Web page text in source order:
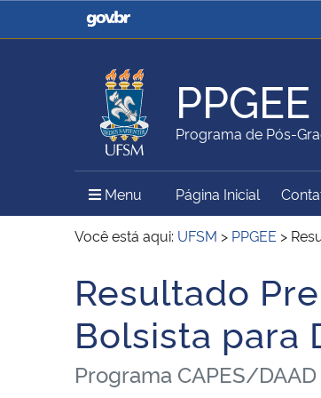
Casa Civil
Ministério
Ministério da Agricultura,
Pecuária e Abastecimento
Ministério
Ministério do Meio Ambiente Ministério
Secretaria de Governo
Gabinete
Institucional
PPGEE
Programa de Pós-
Menu Menu Principal do Sítio
Página Inicial
Você está aqui: UFSM > PPGEE >
Início do conteúdo
Resultado
Bolsista para
Programa CAPES/